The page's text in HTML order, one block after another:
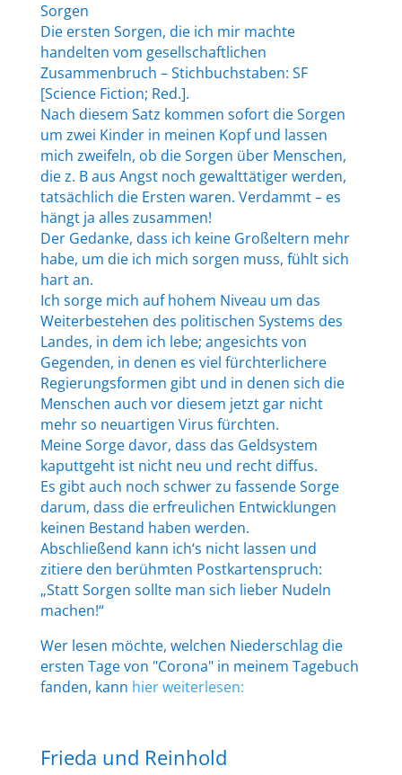
Sorgen
Die ersten Sorgen, die ich mir machte
handelten vom gesellschaftlichen
Zusammenbruch – Stichbuchstaben: SF
[Science Fiction; Red.].
Nach diesem Satz kommen sofort die Sorgen
um zwei Kinder in meinen Kopf und lassen
mich zweifeln, ob die Sorgen über Menschen,
die z. B aus Angst noch gewalttätiger werden,
tatsächlich die Ersten waren. Verdammt – es
hängt ja alles zusammen!
Der Gedanke, dass ich keine Großeltern mehr
habe, um die ich mich sorgen muss, fühlt sich
hart an.
Ich sorge mich auf hohem Niveau um das
Weiterbestehen des politischen Systems des
Landes, in dem ich lebe; angesichts von
Gegenden, in denen es viel fürchterlichere
Regierungsformen gibt und in denen sich die
Menschen auch vor diesem jetzt gar nicht
mehr so neuartigen Virus fürchten.
Meine Sorge davor, dass das Geldsystem
kaputtgeht ist nicht neu und recht diffus.
Es gibt auch noch schwer zu fassende Sorge
darum, dass die erfreulichen Entwicklungen
keinen Bestand haben werden.
Abschließend kann ich‘s nicht lassen und
zitiere den berühmten Postkartenspruch:
„Statt Sorgen sollte man sich lieber Nudeln
machen!“
Wer lesen möchte, welchen Niederschlag die
ersten Tage von "Corona" in meinem Tagebuch
fanden, kann hier weiterlesen:
Frieda und Reinhold